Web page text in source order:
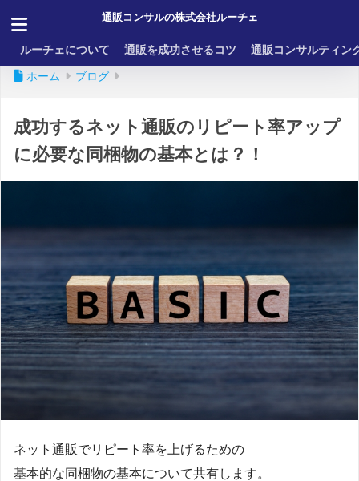
通販コンサルの株式会社ルーチェ
ルーチェについて 通販を成功させるコツ 通販コンサルティン
ホーム ブログ
成功するネット通販のリピート率アップ
に必要な同梱物の基本とは？！
ネット通販でリピート率を上げるための
基本的な同梱物の基本について共有します。